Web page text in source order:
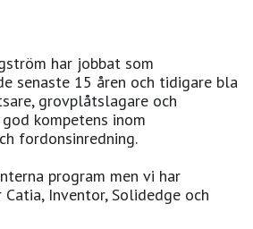
har jobbat som
senaste 15 åren och tidigare bla
grovplåtslagare och
kompetens inom
fordonsinredning.
program men vi har
Inventor, Solidedge och